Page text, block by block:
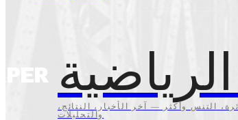
التنس وأكثر — آخر الأخبار، النتائج،
والتحليلات